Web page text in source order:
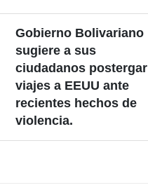
Gobierno Bolivariano
sugiere a sus
ciudadanos postergar
viajes a EEUU ante
recientes hechos de
violencia.